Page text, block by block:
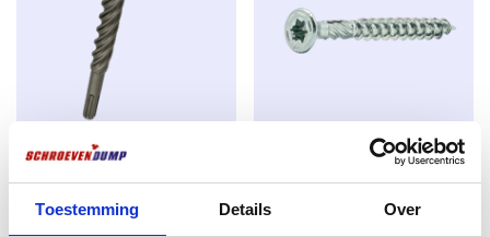
Toestemming Details Over
REX SDS-plus QX4 Betonboor 5
x 110mm – 4-Snijder – Voor
Beton & Steen – Werkende
spaanplaatschroeven
deeldraad 3,5 x 45 TX-10